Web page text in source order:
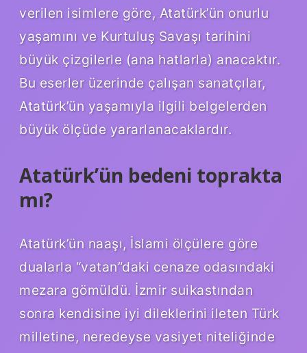
verilen isimlere göre, Atatürk’ün onurlu
yaşamını ve Kurtuluş Savaşı tarihini
büyük çizgilerle (ana hatlarla) anacaktır.
Bu eserler üzerinde çalışan sanatçılar,
Atatürk’ün yaşamıyla ilgili belgelerden
büyük ölçüde yararlanacaklardır.
Atatürk’ün bedeni toprakta
mı?
Atatürk’ün naaşı, İslami ölçülere göre
dualarla “vatan”daki cenaze odasındaki
mezara gömüldü. İzmir suikastından
sonra kendisine iyi dileklerini ileten Türk
milletine, neredeyse vasiyet niteliğinde